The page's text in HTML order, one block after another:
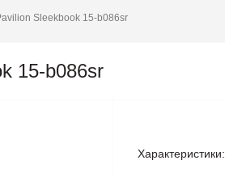
Sleekbook 15-b086sr
15-b086sr
Характеристики: